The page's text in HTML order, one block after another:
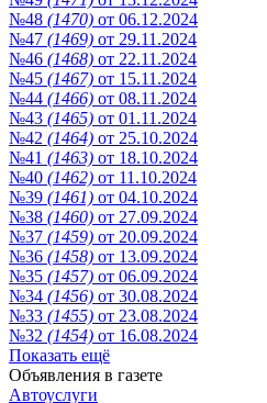
№48 (1470) от 06.12.2024
№47 (1469) от 29.11.2024
№46 (1468) от 22.11.2024
№45 (1467) от 15.11.2024
№44 (1466) от 08.11.2024
№43 (1465) от 01.11.2024
№42 (1464) от 25.10.2024
№41 (1463) от 18.10.2024
№40 (1462) от 11.10.2024
№39 (1461) от 04.10.2024
№38 (1460) от 27.09.2024
№37 (1459) от 20.09.2024
№36 (1458) от 13.09.2024
№35 (1457) от 06.09.2024
№34 (1456) от 30.08.2024
№33 (1455) от 23.08.2024
№32 (1454) от 16.08.2024
Показать ещё
Объявления в газете
Автоуслуги